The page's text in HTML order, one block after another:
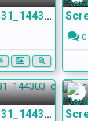
Screenshot_20260531_144339_com.yandex.browser
0
Screenshot_20260531_144303_com.yandex.browser